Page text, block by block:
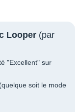
Looper (par
"Excellent" sur
soit le mode